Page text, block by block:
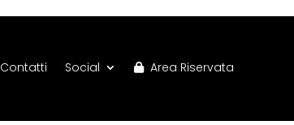
Contatti Social Area Riservata